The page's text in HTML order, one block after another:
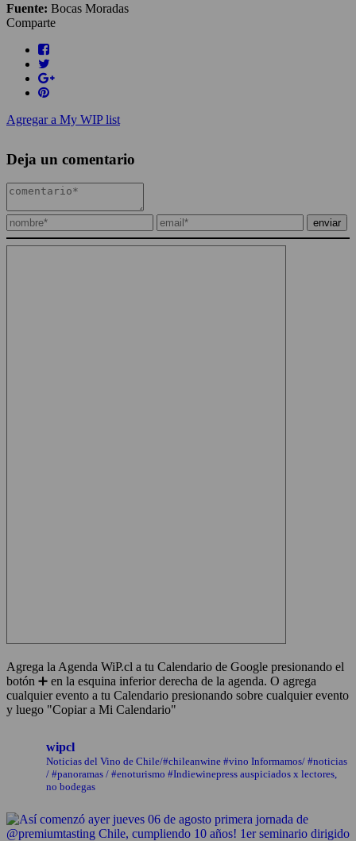
Fuente: Bocas Moradas
Comparte
Agregar a My WIP list
Deja un comentario
Agrega la Agenda WiP.cl a tu Calendario de Google presionando el
botón ➕ en la esquina inferior derecha de la agenda. O agrega
cualquier evento a tu Calendario presionando sobre cualquier evento
y luego "Copiar a Mi Calendario"
wipcl
Noticias del Vino de Chile/#chileanwine #vino Informamos/ #noticias
/ #panoramas / #enoturismo #Indiewinepress auspiciados x lectores,
no bodegas